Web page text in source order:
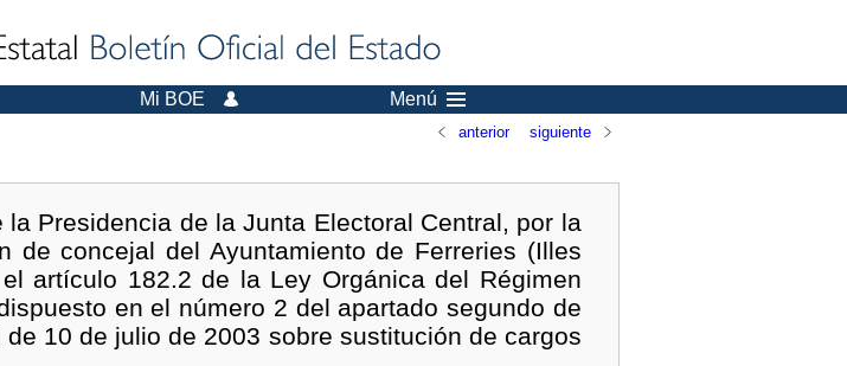
Mi BOE Menú
anterior siguiente
Presidencia de la Junta Electoral Central, por la
de concejal del Ayuntamiento de Ferreries (Illes
artículo 182.2 de la Ley Orgánica del Régimen
en el número 2 del apartado segundo de
10 de julio de 2003 sobre sustitución de cargos